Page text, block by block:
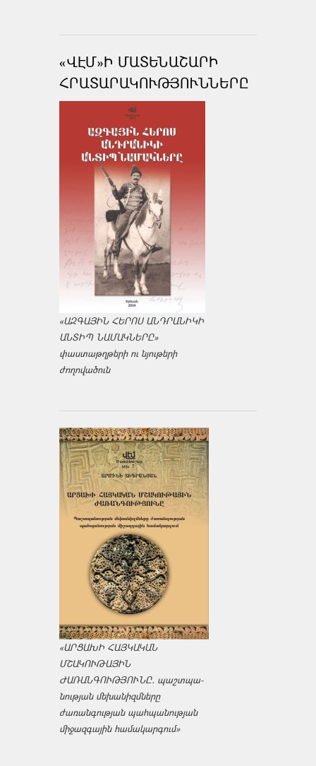
«ՎԷՄ»Ի ՄԱՏԵՆԱՇԱՐԻ
ՀՐԱՏԱՐԱԿՈՒԹՅՈՒՆՆԵՐԸ
«ԱԶԳԱՅԻՆ ՀԵՐՈՍ ԱՆԴՐԱՆԻԿԻ
ԱՆՏԻՊ ՆԱՄԱԿՆԵՐԸ»
փաստաթղթերի ու նյութերի
ժողովածուն
«ԱՐՑԱԽԻ ՀԱՅԿԱԿԱՆ
ՄՇԱԿՈՒԹԱՅԻՆ
ԺԱՌԱՆԳՈՒԹՅՈՒՆԸ․ պաշտպա­
նության մեխանիզմները
ժառանգության պահպանության
միջազ­գային համակարգում»